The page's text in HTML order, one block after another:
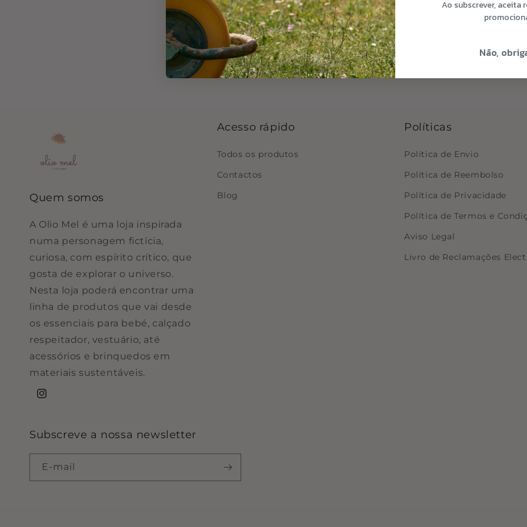
Quem somos
A Olio Mel é uma loja inspirada
numa personagem fictícia,
curiosa, com espírito crítico, que
gosta de explorar o universo.
Nesta loja poderá encontrar uma
linha de produtos que vai desde
os essenciais para bebé, calçado
respeitador, vestuário, até
acessórios e brinquedos em
materiais sustentáveis.
Instagram
Acesso rápido
Todos os produtos
Contactos
Blog
Políticas
Política de Envio
Política de Reembolso
Política de Privacidade
Política de Termos e
Aviso Legal
Livro de Reclamações
Subscreve a nossa newsletter
E-mail
Ao subscrever, aceita
Não,